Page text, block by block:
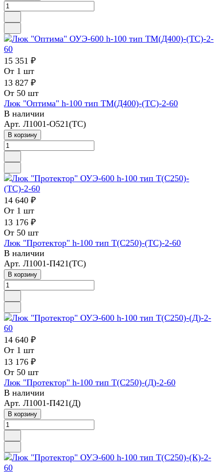
15 351 ₽
От 1 шт
13 827 ₽
От 50 шт
Люк "Оптима" h-100 тип ТМ(Д400)-(ТС)-2-60
В наличии
Арт. Л1001-О521(ТС)
В корзину
14 640 ₽
От 1 шт
13 176 ₽
От 50 шт
Люк "Протектор" h-100 тип Т(С250)-(ТС)-2-60
В наличии
Арт. Л1001-П421(ТС)
В корзину
14 640 ₽
От 1 шт
13 176 ₽
От 50 шт
Люк "Протектор" h-100 тип Т(С250)-(Д)-2-60
В наличии
Арт. Л1001-П421(Д)
В корзину